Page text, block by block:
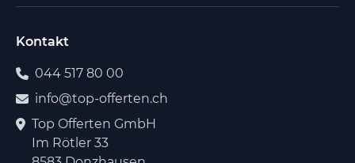
Kontakt
044 517 80 00
info@top-offerten.ch
Top Offerten GmbH
Im Rötler 33